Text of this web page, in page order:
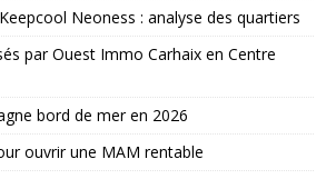
Neoness : analyse des quartiers
par Ouest Immo Carhaix en Centre
bord de mer en 2026
ouvrir une MAM rentable